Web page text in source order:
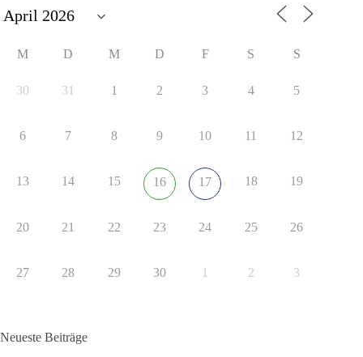
M D M D F S S
30 31 1 2 3 4 5
6 7 8 9 10 11 12
13 14 15 16 17 18 19
20 21 22 23 24 25 26
27 28 29 30 1 2 3
Neueste Beiträge